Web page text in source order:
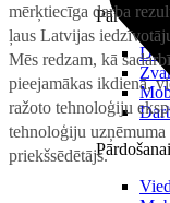
Pārdošanai
mērķtiecīga darba
ļaus Latvijas
Mēs redzam, kā
pieejamākas ikdienā,
ražoto tehnoloģiju
tehnoloģiju
priekšsēdētājs.